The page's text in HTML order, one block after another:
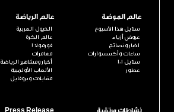
عالم الموضة
ستايل هذا الأسبوع
عروض أزياء
اخبار ونصائح
ساعات وأكسسوارات
ستايل 101
عطور
عالم الرياضة
الخيول العربية
عالم الكرة
فورمولا 1
مغامرات
أخبار ومشاهير الرياضة
الألعاب الأولمبية
مقابلات وبروفايل
نشاطات مرتقبة Press Release